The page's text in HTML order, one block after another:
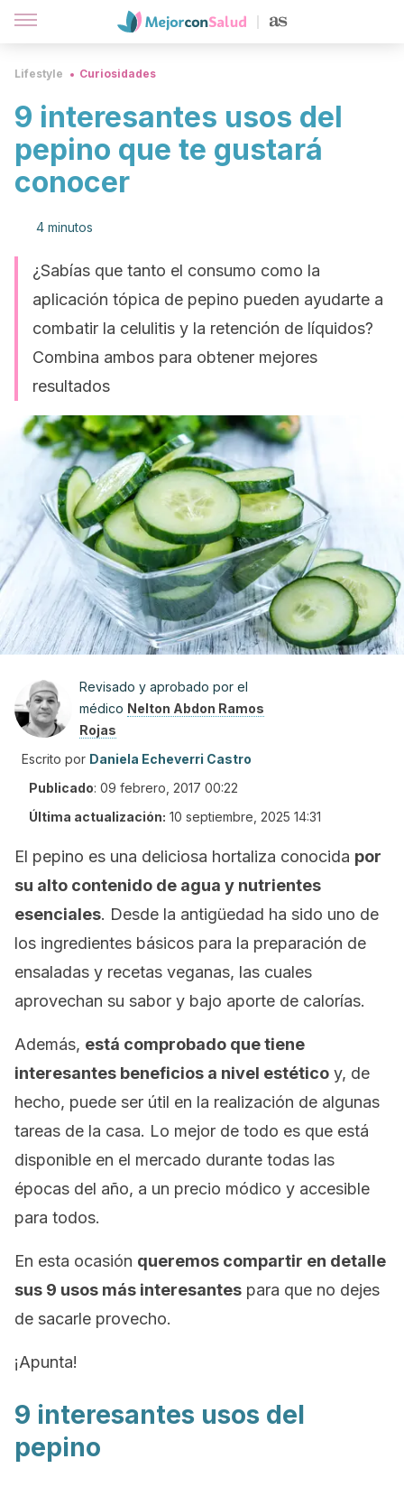
Lifestyle Curiosidades
9 interesantes usos del
pepino que te gustará
conocer
4 minutos
¿Sabías que tanto el consumo como la
aplicación tópica de pepino pueden ayudarte a
combatir la celulitis y la retención de líquidos?
Combina ambos para obtener mejores
resultados
Revisado y aprobado por el
médico Nelton Abdon Ramos
Rojas
Escrito por Daniela Echeverri Castro
Publicado: 09 febrero, 2017 00:22
Última actualización: 10 septiembre, 2025 14:31
El pepino es una deliciosa hortaliza conocida por
su alto contenido de agua y nutrientes
esenciales. Desde la antigüedad ha sido uno de
los ingredientes básicos para la preparación de
ensaladas y recetas veganas, las cuales
aprovechan su sabor y bajo aporte de calorías.
Además, está comprobado que tiene
interesantes beneficios a nivel estético y, de
hecho, puede ser útil en la realización de algunas
tareas de la casa. Lo mejor de todo es que está
disponible en el mercado durante todas las
épocas del año, a un precio módico y accesible
para todos.
En esta ocasión queremos compartir en detalle
sus 9 usos más interesantes para que no dejes
de sacarle provecho.
¡Apunta!
9 interesantes usos del
pepino